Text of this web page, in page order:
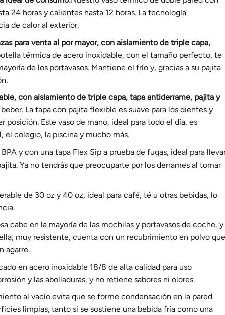
24 horas y calientes hasta 12 horas. La tecnología
de calor al exterior.
para venta al por mayor, con aislamiento de triple capa,
térmica de acero inoxidable, con el tamaño perfecto, te
de los portavasos. Mantiene el frío y, gracias a su pajita
con aislamiento de triple capa, tapa antiderrame, pajita y
La tapa con pajita flexible es suave para los dientes y
Este vaso de mano, ideal para todo el día, es
el colegio, la piscina y mucho más.
y con una tapa Flex Sip a prueba de fugas, ideal para
Ya no tendrás que preocuparte por los derrames al tomar
de 30 oz y 40 oz, ideal para café, té u otras bebidas, lo
cabe en la mayoría de las mochilas y portavasos de coche, y
muy resistente, cuenta con un recubrimiento en polvo que
agarre.
en acero inoxidable 18/8 de alta calidad para uso
y las abolladuras, y no retiene sabores ni olores.
al vacío evita que se forme condensación en la pared
limpias, tanto si se sostiene una bebida fría como una